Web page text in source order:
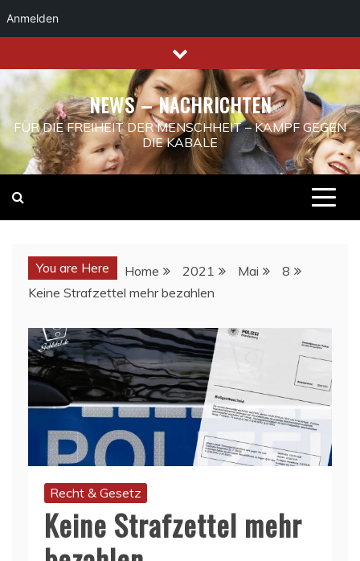
Anmelden
to
content
NEWS – NACHRICHTEN
FÜR DIE FREIHEIT DER MENSCHHEIT – KAMPF GEGEN
DIE KABALE
You are Here Home 2021 Mai
8
Keine Strafzettel mehr bezahlen
Recht & Gesetz
Keine Strafzettel mehr